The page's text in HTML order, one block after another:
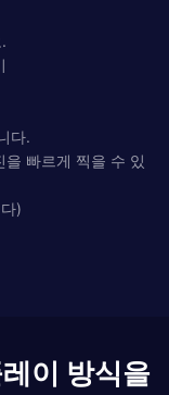
다.
빠르게 찍을 수 있
)
이 방식을